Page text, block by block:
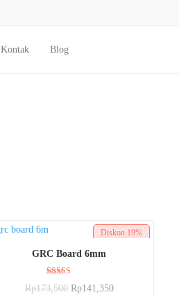
Kontak Blog
Diskon 19%
BELI SEKARANG
GRC Board 6mm
Dinilai
5.00
Rp173,500 Rp141,350